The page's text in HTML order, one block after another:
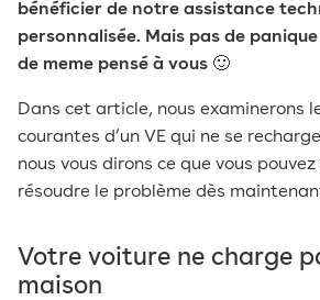
bénéficier de notre assistance
personnalisée. Mais pas de
de meme pensé à vous 🙂
Dans cet article, nous examinerons
courantes d’un VE qui ne se
nous vous dirons ce que vous
résoudre le problème dès
Votre voiture ne charge
maison